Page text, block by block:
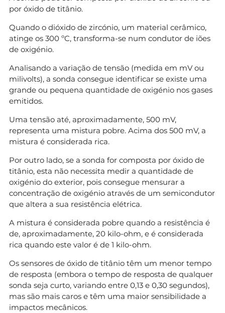
por óxido de titânio.
Quando o dióxido de zircónio, um material cerâmico,
atinge os 300 ºC, transforma-se num condutor de iões
de oxigénio.
Analisando a variação de tensão (medida em mV ou
milivolts), a sonda consegue identificar se existe uma
grande ou pequena quantidade de oxigénio nos gases
emitidos.
Uma tensão até, aproximadamente, 500 mV,
representa uma mistura pobre. Acima dos 500 mV, a
mistura é considerada rica.
Por outro lado, se a sonda for composta por óxido de
titânio, esta não necessita medir a quantidade de
oxigénio do exterior, pois consegue mensurar a
concentração de oxigénio através de um semicondutor
que altera a sua resistência elétrica.
A mistura é considerada pobre quando a resistência é
de, aproximadamente, 20 kilo-ohm, e é considerada
rica quando este valor é de 1 kilo-ohm.
Os sensores de óxido de titânio têm um menor tempo
de resposta (embora o tempo de resposta de qualquer
sonda seja curto, variando entre 0,13 e 0,30 segundos),
mas são mais caros e têm uma maior sensibilidade a
impactos mecânicos.